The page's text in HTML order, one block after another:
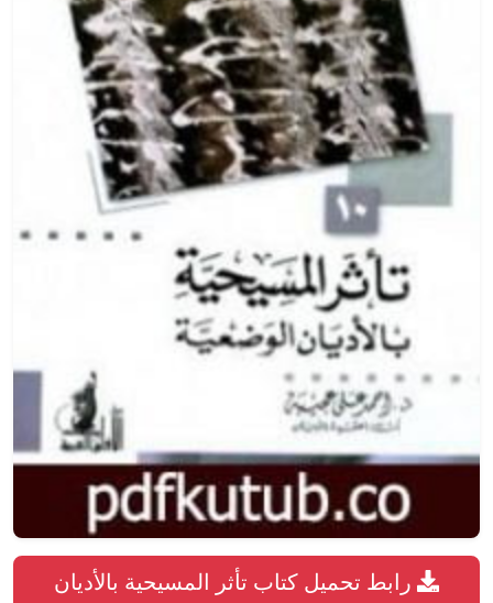
رابط تحميل كتاب تأثر المسيحية بالأديان